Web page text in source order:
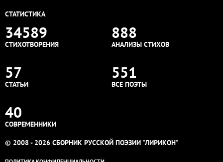
СТАТИСТИКА
34589
СТИХОТВОРЕНИЯ
888
АНАЛИЗЫ СТИХОВ
57
СТАТЬИ
551
ВСЕ ПОЭТЫ
40
СОВРЕМЕННИКИ
© 2008 - 2026 СБОРНИК РУССКОЙ ПОЭЗИИ "ЛИРИКОН"